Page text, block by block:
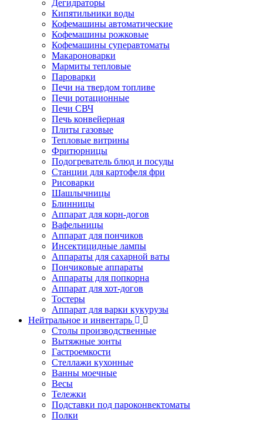
Дегидраторы
Кипятильники воды
Кофемашины автоматические
Кофемашины рожковые
Кофемашины суперавтоматы
Макароноварки
Мармиты тепловые
Пароварки
Печи на твердом топливе
Печи ротационные
Печи СВЧ
Печь конвейерная
Плиты газовые
Тепловые витрины
Фритюрницы
Подогреватель блюд и посуды
Станции для картофеля фри
Рисоварки
Шашлычницы
Блинницы
Аппарат для корн-догов
Вафельницы
Аппарат для пончиков
Инсектицидные лампы
Аппараты для сахарной ваты
Пончиковые аппараты
Аппараты для попкорна
Аппарат для хот-догов
Тостеры
Аппарат для варки кукурузы
Нейтральное и инвентарь
Столы производственные
Вытяжные зонты
Гастроемкости
Стеллажи кухонные
Ванны моечные
Весы
Тележки
Подставки под пароконвектоматы
Полки